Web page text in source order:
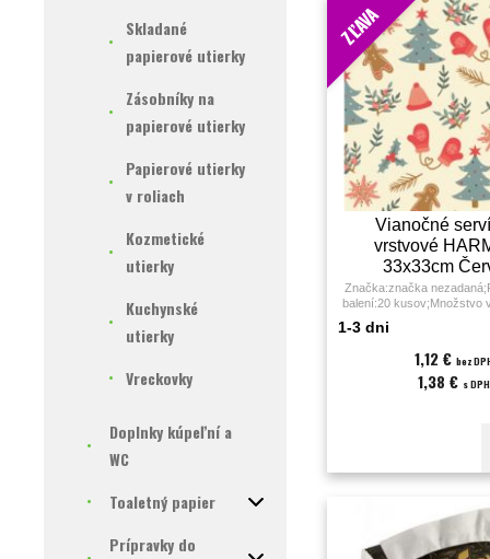
Skladané
papierové utierky
Zásobníky na
papierové utierky
Papierové utierky
v roliach
Kozmetické
utierky
Kuchynské
utierky
Vreckovky
Doplnky kúpeľní a
WC
Toaletný papier
Prípravky do
ZĽAVA
Vianočné
vrstvové
33x33cm
rukavice
Značka:značka
balení:20 kusov;Množstvo
1-3 dni
1,12 € bez
1,38 € s DPH